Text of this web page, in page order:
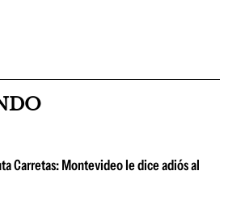
Carretas: Montevideo le dice adiós al